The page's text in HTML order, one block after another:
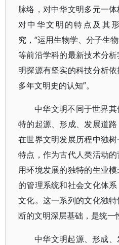
脉络，对中华文明多元一
对中华文明的特点及其
究，“运用生物学、分子生
等前沿学科的最新技术分
明探源有坚实的科技分析
多年文明史的认知”。
中华文明不同于世界
特的起源、形成、发展道
在世界文明发展历程中独
特点，作为古代人类活动
用环境发展的独特的生业
的管理系统和社会文化体
文化。这一系列的文化独
断的文明深层基础，是统一
中华文明起源、形成